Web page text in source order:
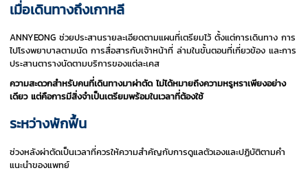
เมื่อเดินทางถึงเกาหลี
ANNYEONG ช่วยประสานรายละเอียดตามแผนที่เตรียมไว้ ตั้งแต่การเดินทาง การ
ไปโรงพยาบาลตามนัด การสื่อสารกับเจ้าหน้าที่ ล่ามในขั้นตอนที่เกี่ยวข้อง และการ
ประสานตารางนัดตามบริการของแต่ละเคส
ความสะดวกสำหรับคนที่เดินทางมาผ่าตัด ไม่ได้หมายถึงความหรูหราเพียงอย่าง
เดียว แต่คือการมีสิ่งจำเป็นเตรียมพร้อมในเวลาที่ต้องใช้
ระหว่างพักฟื้น
ช่วงหลังผ่าตัดเป็นเวลาที่ควรให้ความสำคัญกับการดูแลตัวเองและปฏิบัติตามคำ
แนะนำของแพทย์